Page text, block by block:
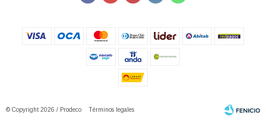
© Copyright 2026 / Prodeco Términos legales